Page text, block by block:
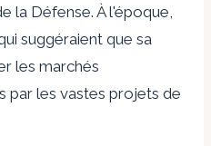
la Défense. À l'époque,
suggéraient que sa
les marchés
par les vastes projets de